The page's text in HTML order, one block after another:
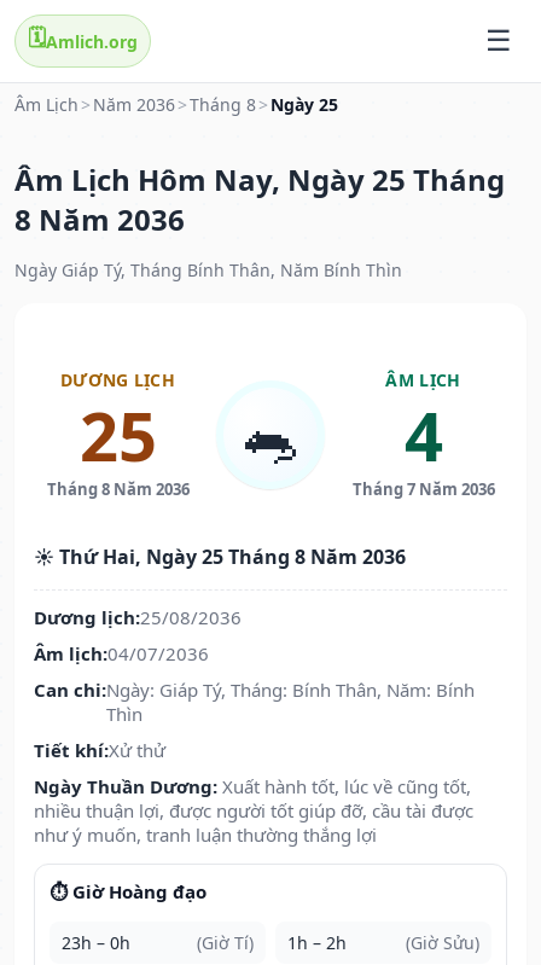
🗓️Amlich.org
Âm Lịch > Năm 2036>Tháng 8> Ngày 25
Âm Lịch Hôm Nay, Ngày 25 Tháng
8 Năm 2036
Ngày Giáp Tý, Tháng Bính Thân, Năm Bính Thìn
DƯƠNG LỊCH
25
Tháng 8 Năm 2036
🐀
ÂM LỊCH
4
Tháng 7 Năm 2036
☀️ Thứ Hai, Ngày 25 Tháng 8 Năm 2036
Dương lịch:25/08/2036
Âm lịch:04/07/2036
Can chi:Ngày: Giáp Tý, Tháng: Bính Thân, Năm: Bính
Thìn
Tiết khí:Xử thử
Ngày Thuần Dương: Xuất hành tốt, lúc về cũng tốt,
nhiều thuận lợi, được người tốt giúp đỡ, cầu tài được
như ý muốn, tranh luận thường thắng lợi
⏱️ Giờ Hoàng đạo
23h – 0h (Giờ Tí) 1h – 2h (Giờ Sửu)